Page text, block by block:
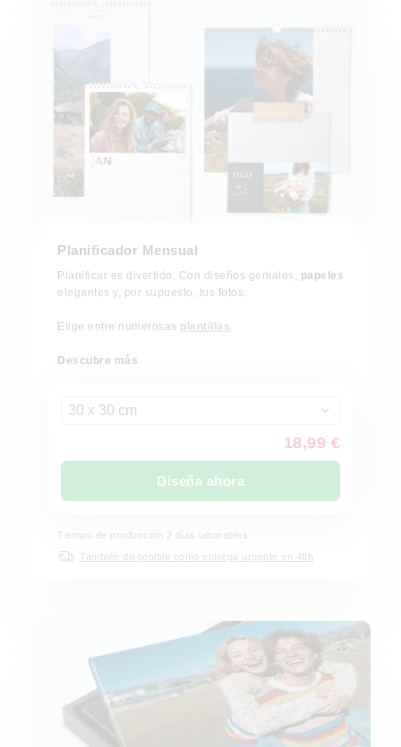
Planificador Mensual
Planificar es divertido. Con diseños geniales, papeles
elegantes y, por supuesto, tus fotos.
Elige entre numerosas plantillas.
Descubre más
30 x 30 cm
18,99 €
Diseña ahora
Tiempo de producción 2 días laborables
También disponible como entrega urgente en 48h